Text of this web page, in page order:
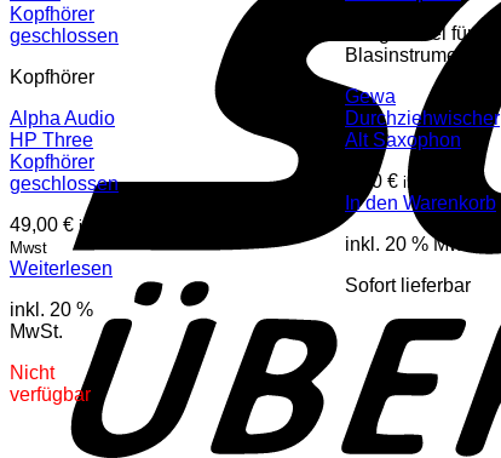
Kopfhörer
Alpha Audio
HP Three
Kopfhörer
geschlossen
49,00 € inkl.
Mwst
Weiterlesen
inkl. 20 %
MwSt.
Nicht
verfügbar
Pflegemittel für
Blasinstrumente
Gewa
Durchziehwischer
Alt Saxophon
8,30€ inkl. Mwst
In den Warenkorb
inkl. 20 % MwSt.
Sofort lieferbar